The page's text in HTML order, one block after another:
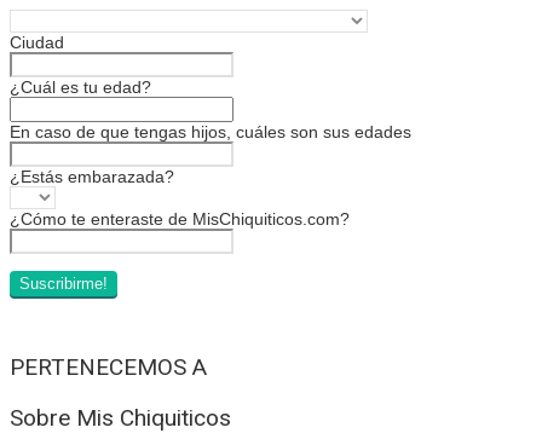
Ciudad
¿Cuál es tu edad?
En caso de que tengas hijos, cuáles son sus edades
¿Estás embarazada?
¿Cómo te enteraste de MisChiquiticos.com?
PERTENECEMOS A
Sobre Mis Chiquiticos